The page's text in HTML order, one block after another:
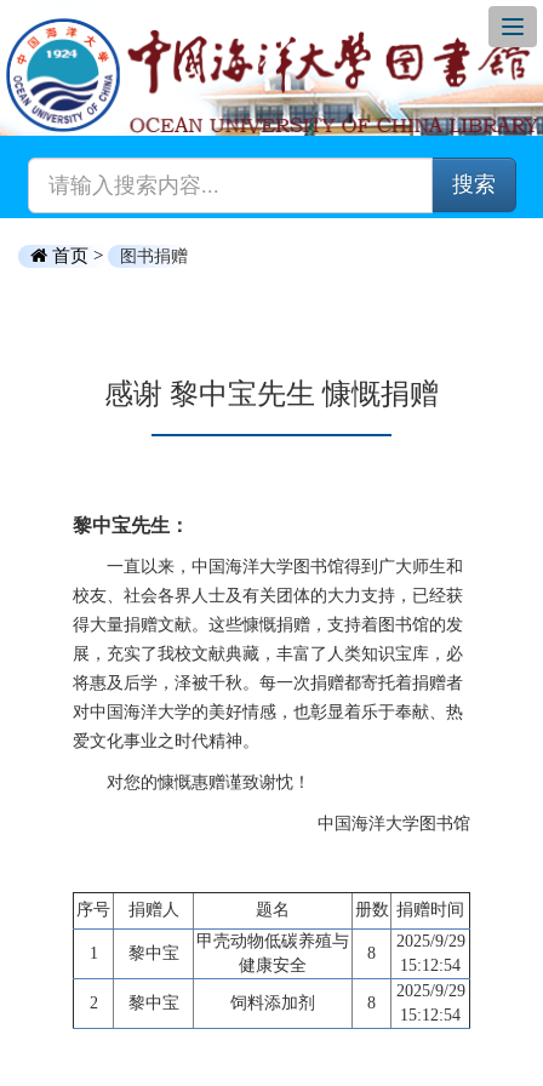
搜索
首页 > 图书捐赠
感谢 黎中宝先生 慷慨捐赠
黎中宝先生：
一直以来，中国海洋大学图书馆得到广大师生和
校友、社会各界人士及有关团体的大力支持，已经获
得大量捐赠文献。这些慷慨捐赠，支持着图书馆的发
展，充实了我校文献典藏，丰富了人类知识宝库，必
将惠及后学，泽被千秋。每一次捐赠都寄托着捐赠者
对中国海洋大学的美好情感，也彰显着乐于奉献、热
爱文化事业之时代精神。
对您的慷慨惠赠谨致谢忱！
中国海洋大学图书馆
序号 捐赠人 题名 册数 捐赠时间
1 黎中宝
甲壳动物低碳养殖与
健康安全
8
2025/9/29
15:12:54
2 黎中宝 饲料添加剂 8
2025/9/29
15:12:54